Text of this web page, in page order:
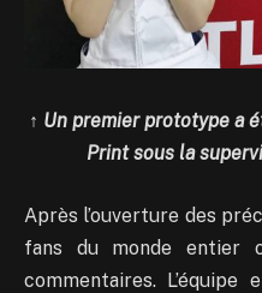
↑ Un premier prototype a
Print sous la
Après l’ouverture des
fans du monde entier
commentaires.